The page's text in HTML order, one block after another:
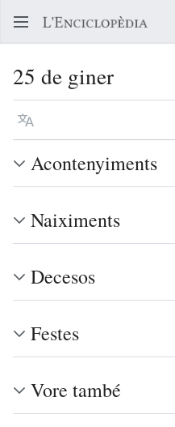
25 de giner
Llegir en un atre idioma
Acontenyiments
Naiximents
Decesos
Festes
Vore també